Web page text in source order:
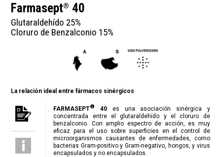
Farmasept® 40
Glutaraldehído 25%
Cloruro de Benzalconio 15%
La relación ideal entre fármacos sinérgicos
FARMASEPT® 40 es una asociación sinérgica y
concentrada entre el glutaraldehído y el cloruro de
benzalconio. Con amplio espectro de acción, es muy
eficaz para el uso sobre superficies en el control de
microorganismos causantes de enfermedades, como
bacterias Gram-positivo y Gram-negativo, hongos, y virus
encapsulados y no encapsulados.